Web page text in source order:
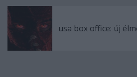
usa box office: új